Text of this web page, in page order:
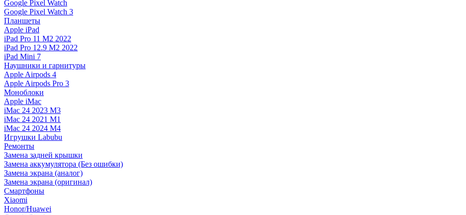
Google Pixel Watch
Google Pixel Watch 3
Планшеты
Apple iPad
iPad Pro 11 M2 2022
iPad Pro 12.9 M2 2022
iPad Mini 7
Наушники и гарнитуры
Apple Airpods 4
Apple Airpods Pro 3
Моноблоки
Apple iMac
iMac 24 2023 M3
iMac 24 2021 M1
iMac 24 2024 M4
Игрушки Labubu
Ремонты
Замена задней крышки
Замена аккумулятора (Без ошибки)
Замена экрана (аналог)
Замена экрана (оригинал)
Смартфоны
Xiaomi
Honor/Huawei